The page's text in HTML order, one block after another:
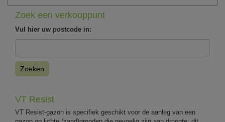
Zoek een verkooppunt
Vul hier uw postcode in:
Zoeken
VT Resist
VT Resist-gazon is specifiek geschikt voor de aanleg van een